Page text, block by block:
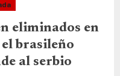
eliminados en
brasileño
al serbio